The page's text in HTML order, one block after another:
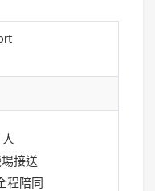
接送
程陪同